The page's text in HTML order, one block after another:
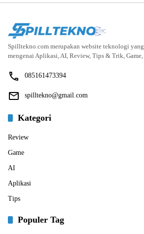
Spilltekno.com merupakan website teknologi
mengenai Aplikasi, AI, Review, Tips & Trik, Game,
085161473394
spilltekno@gmail.com
Kategori
Review
Game
AI
Aplikasi
Tips
Populer Tag